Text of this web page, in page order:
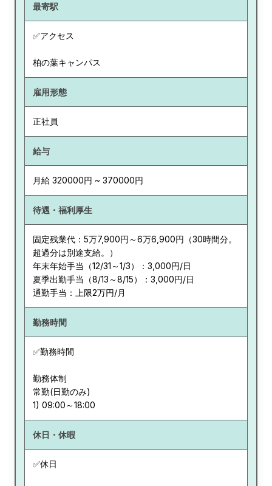
最寄駅
✅アクセス
柏の葉キャンパス
雇用形態
正社員
給与
月給 320000円 ~ 370000円
待遇・福利厚生
固定残業代：5万7,900円～6万6,900円（30時間分。
超過分は別途支給。）
年末年始手当（12/31～1/3）：3,000円/日
夏季出勤手当（8/13～8/15）：3,000円/日
通勤手当：上限2万円/月
勤務時間
✅勤務時間
勤務体制
常勤(日勤のみ)
休日・休暇
✅休日